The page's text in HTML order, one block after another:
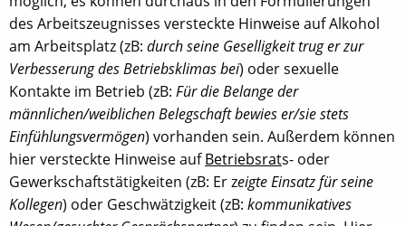
des Arbeitszeugnisses versteckte Hinweise auf Alkohol
am Arbeitsplatz (zB: durch seine Geselligkeit trug er zur
Verbesserung des Betriebsklimas bei) oder sexuelle
Kontakte im Betrieb (zB: Für die Belange der
männlichen/weiblichen Belegschaft bewies er/sie stets
Einfühlungsvermögen) vorhanden sein. Außerdem können
hier versteckte Hinweise aufBetriebsrats- oder
Gewerkschaftstätigkeiten (zB: Er zeigte Einsatz für seine
Kollegen) oder Geschwätzigkeit (zB: kommunikatives